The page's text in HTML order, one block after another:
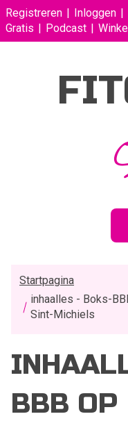
Registreren Inloggen
Gratis
Podcast
Startpagina
inhaalles - Boks-
Sint-Michiels
BBB OP